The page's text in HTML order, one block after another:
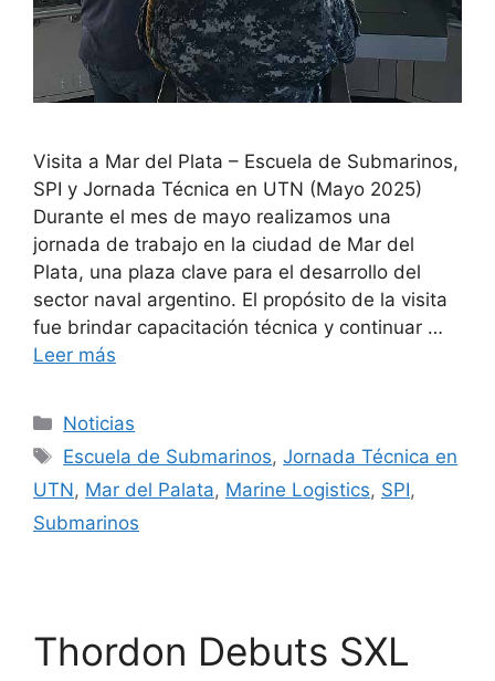
Visita a Mar del Plata – Escuela de Submarinos,
SPI y Jornada Técnica en UTN (Mayo 2025)
Durante el mes de mayo realizamos una
jornada de trabajo en la ciudad de Mar del
Plata, una plaza clave para el desarrollo del
sector naval argentino. El propósito de la visita
fue brindar capacitación técnica y continuar …
Leer más
Categorías
Noticias
Etiquetas
Escuela de Submarinos,Jornada Técnica en
UTN, Mar del Palata, Marine Logistics, SPI,
Submarinos
Thordon Debuts SXL